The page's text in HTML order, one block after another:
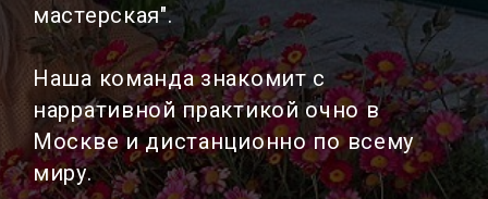
мастерская".
Наша команда знакомит с
нарративной практикой очно в
Москве и дистанционно по всему
миру.